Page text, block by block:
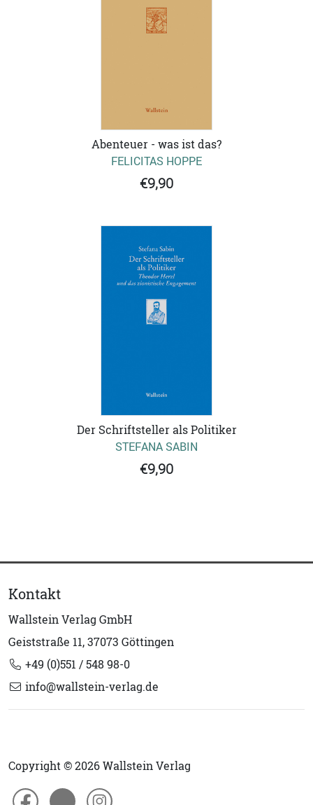
Abenteuer - was ist das?
FELICITAS HOPPE
€9,90
Der Schriftsteller als Politiker
STEFANA SABIN
€9,90
Kontakt
Wallstein Verlag GmbH
Geiststraße 11, 37073 Göttingen
+49 (0)551 / 548 98-0
info@wallstein-verlag.de
Copyright © 2026 Wallstein Verlag